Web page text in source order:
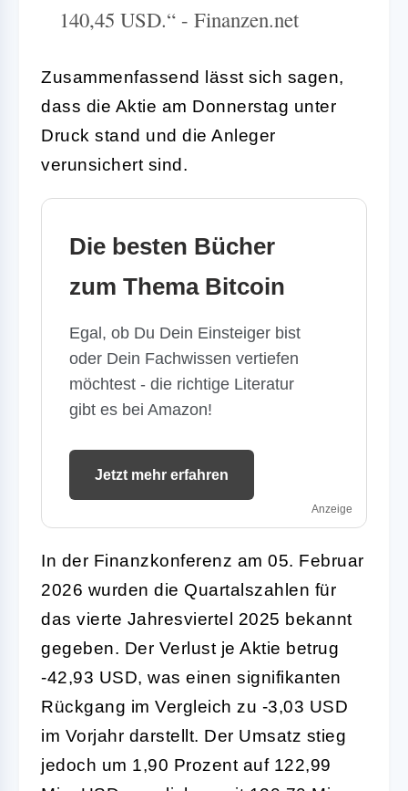
140,45 USD.“ - Finanzen.net
Zusammenfassend lässt sich sagen,
dass die Aktie am Donnerstag unter
Druck stand und die Anleger
verunsichert sind.
Die besten Bücher
zum Thema Bitcoin
Egal, ob Du Dein Einsteiger bist
oder Dein Fachwissen vertiefen
möchtest - die richtige Literatur
gibt es bei Amazon!
Jetzt mehr erfahren
Anzeige
In der Finanzkonferenz am 05. Februar
2026 wurden die Quartalszahlen für
das vierte Jahresviertel 2025 bekannt
gegeben. Der Verlust je Aktie betrug
-42,93 USD, was einen signifikanten
Rückgang im Vergleich zu -3,03 USD
im Vorjahr darstellt. Der Umsatz stieg
jedoch um 1,90 Prozent auf 122,99